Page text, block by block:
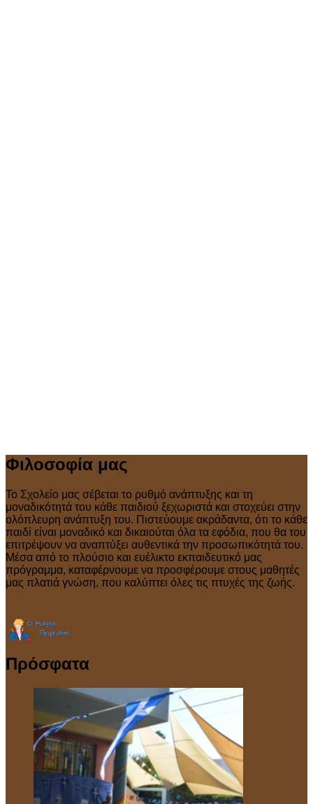
Φιλοσοφία μας
Το Σχολείο μας σέβεται το ρυθμό ανάπτυξης και τη
μοναδικότητά του κάθε παιδιού ξεχωριστά και στοχεύει στην
ολόπλευρη ανάπτυξη του. Πιστεύουμε ακράδαντα, ότι το κάθε
παιδί είναι μοναδικό και δικαιούται όλα τα εφόδια, που θα του
επιτρέψουν να αναπτύξει αυθεντικά την προσωπικότητά του.
Μέσα από το πλούσιο και ευέλικτο εκπαιδευτικό μας
πρόγραμμα, καταφέρνουμε να προσφέρουμε στους μαθητές
μας πλατιά γνώση, που καλύπτει όλες τις πτυχές της ζωής.
Πρόσφατα